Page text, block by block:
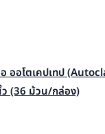
อ ออโตเคปเทป
ว (36 ม้วน/กล่อง)